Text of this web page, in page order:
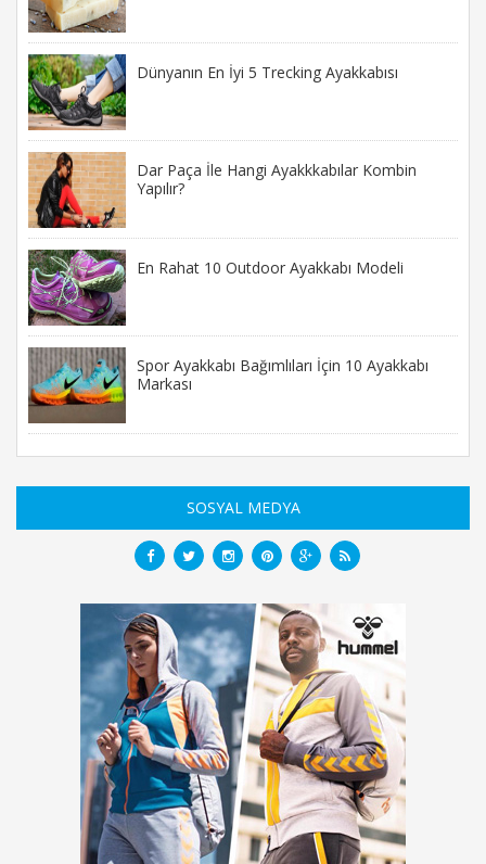
Dünyanın En İyi 5 Trecking Ayakkabısı
Dar Paça İle Hangi Ayakkkabılar Kombin
Yapılır?
En Rahat 10 Outdoor Ayakkabı Modeli
Spor Ayakkabı Bağımlıları İçin 10 Ayakkabı
Markası
SOSYAL MEDYA